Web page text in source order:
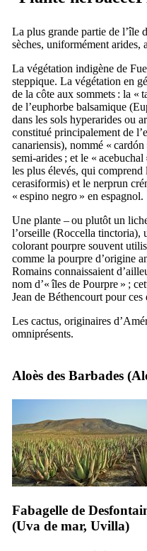
La plus grande partie de l’île
sèches, uniformément arides,
La végétation indigène de
steppique. La végétation en
de la côte aux sommets : la «
de l’euphorbe balsamique (
dans les sols hyperarides ou
constitué principalement de
canariensis), nommé « cardón
semi-arides ; et le « acebuchal
les plus élevés, qui comprend
cerasiformis) et le nerprun
« espino negro » en espagnol.
Une plante – ou plutôt un
l’orseille (Roccella tinctoria),
colorant pourpre souvent
comme la pourpre d’origine
Romains connaissaient
nom d’« îles de Pourpre » ;
Jean de Béthencourt pour ces
Les cactus, originaires
omniprésents.
Aloès des Barbades (
Fabagelle de
(Uva de mar, Uvilla)